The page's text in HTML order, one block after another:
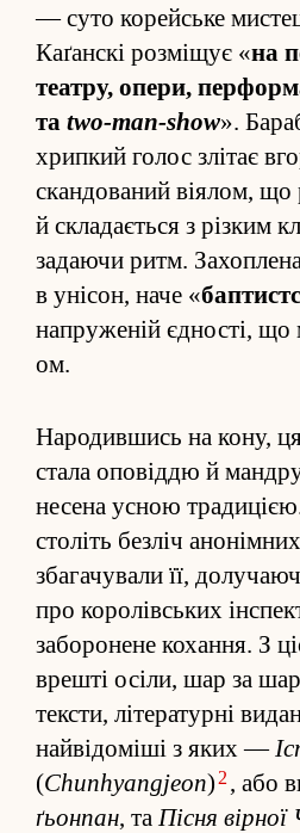
— суто корейське
Каґанскі роз­міщує «на
театру, опери,
та two-man-show».
хрипкий голос злітає
скандований віялом, що
й складається з різким
задаючи ритм.
в унісон, наче «
напруженій єд­ності,
ом.
Народившись на кону,
стала оповіддю й
несена усною
століть без­ліч
збагачували її,
про королівських
заборонене коха­н­ня. З
врешті осіли, шар за
текс­ти, літературні
найві­доміші з яких —
(Chunhyangjeon) 2 , або
ґьонпан, та Пісня вірної